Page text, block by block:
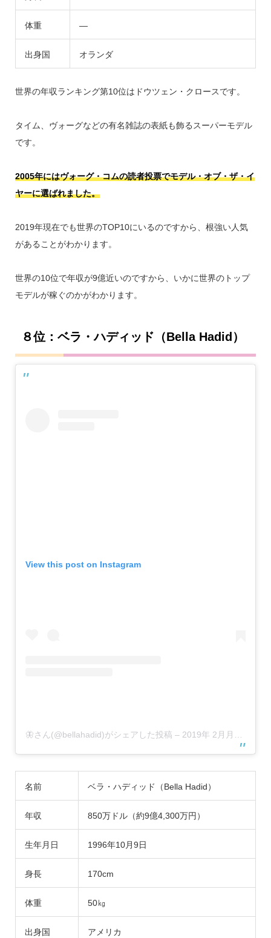
体重 ―
出身国 オランダ
世界の年収ランキング第10位はドウツェン・クロースです。
タイム、ヴォーグなどの有名雑誌の表紙も飾るスーパーモデル
です。
2005年にはヴォーグ・コムの読者投票でモデル・オブ・ザ・イ
ヤーに選ばれました。
2019年現在でも世界のTOP10にいるのですから、根強い人気
があることがわかります。
世界の10位で年収が9億近いのですから、いかに世界のトップ
モデルが稼ぐのかがわかります。
８位：ベラ・ハディッド（Bella Hadid）
View this post on Instagram
🦋さん(@bellahadid)がシェアした投稿 – 2019年 2月月28日午前11時48分PST
名前 ベラ・ハディッド（Bella Hadid）
年収 850万ドル（約9億4,300万円）
生年月日 1996年10月9日
身長 170cm
体重 50㎏
出身国 アメリカ